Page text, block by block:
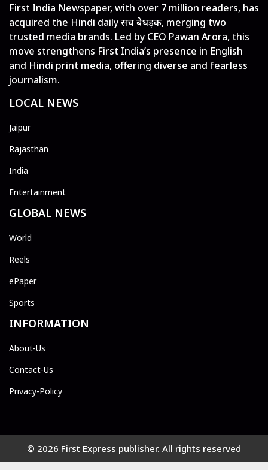
First India Newspaper, with over 7 million readers, has
acquired the Hindi daily सच बेधड़क, merging two
trusted media brands. Led by CEO Pawan Arora, this
move strengthens First India’s presence in English
and Hindi print media, offering diverse and fearless
journalism.
LOCAL NEWS
Jaipur
Rajasthan
India
Entertainment
GLOBAL NEWS
World
Reels
ePaper
Sports
INFORMATION
About-Us
Contact-Us
Privacy-Policy
© 2026 First Express publisher. All rights reserved